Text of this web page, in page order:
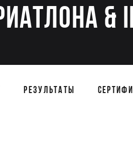
&
РЕЗУЛЬТАТЫ